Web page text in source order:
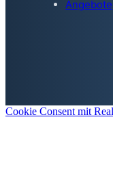
Angebote
Cookie Consent mit